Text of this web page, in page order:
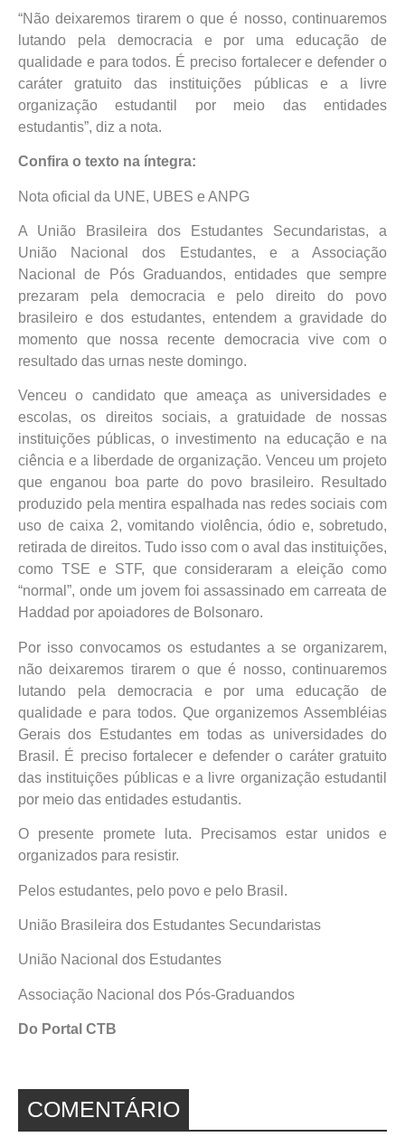
“Não deixaremos tirarem o que é nosso, continuaremos
lutando pela democracia e por uma educação de
qualidade e para todos. É preciso fortalecer e defender o
caráter gratuito das instituições públicas e a livre
organização estudantil por meio das entidades
estudantis”, diz a nota.
Confira o texto na íntegra:
Nota oficial da UNE, UBES e ANPG
A União Brasileira dos Estudantes Secundaristas, a
União Nacional dos Estudantes, e a Associação
Nacional de Pós Graduandos, entidades que sempre
prezaram pela democracia e pelo direito do povo
brasileiro e dos estudantes, entendem a gravidade do
momento que nossa recente democracia vive com o
resultado das urnas neste domingo.
Venceu o candidato que ameaça as universidades e
escolas, os direitos sociais, a gratuidade de nossas
instituições públicas, o investimento na educação e na
ciência e a liberdade de organização. Venceu um projeto
que enganou boa parte do povo brasileiro. Resultado
produzido pela mentira espalhada nas redes sociais com
uso de caixa 2, vomitando violência, ódio e, sobretudo,
retirada de direitos. Tudo isso com o aval das instituições,
como TSE e STF, que consideraram a eleição como
“normal”, onde um jovem foi assassinado em carreata de
Haddad por apoiadores de Bolsonaro.
Por isso convocamos os estudantes a se organizarem,
não deixaremos tirarem o que é nosso, continuaremos
lutando pela democracia e por uma educação de
qualidade e para todos. Que organizemos Assembléias
Gerais dos Estudantes em todas as universidades do
Brasil. É preciso fortalecer e defender o caráter gratuito
das instituições públicas e a livre organização estudantil
por meio das entidades estudantis.
O presente promete luta. Precisamos estar unidos e
organizados para resistir.
Pelos estudantes, pelo povo e pelo Brasil.
União Brasileira dos Estudantes Secundaristas
União Nacional dos Estudantes
Associação Nacional dos Pós-Graduandos
Do Portal CTB
COMENTÁRIO